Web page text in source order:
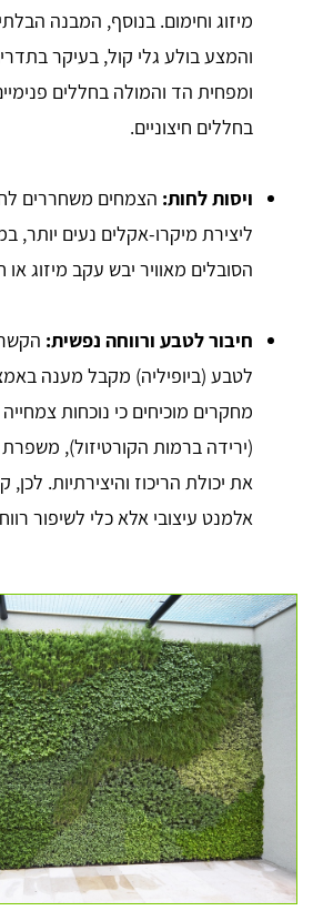
מיזוג וחימום. בנוסף, המבנה
והמצע בולע גלי קול, בעיקר
ומפחית הד והמולה בחללים
בחללים חיצוניים.
ויסות לחות: הצמחים משחררים
ליצירת מיקרו-אקלים נעים יותר,
הסובלים מאוויר יבש עקב מיזוג או
חיבור לטבע ורווחה נפשית:
לטבע (ביופיליה) מקבל מענה
מחקרים מוכיחים כי נוכחות
(ירידה ברמות הקורטיזול),
את יכולת הריכוז והיצירתיות.
אלמנט עיצובי אלא כלי לשיפור